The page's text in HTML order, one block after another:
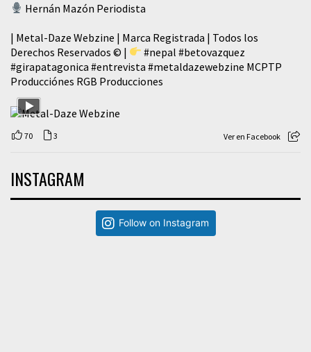
Hernán Mazón Periodista
| Metal-Daze Webzine | Marca Registrada | Todos los
Derechos Reservados © |
#nepal #betovazquez
#girapatagonica #entrevista #metaldazewebzine MCPTP
Producciónes RGB Producciones
70 3 Ver en Facebook
INSTAGRAM
Follow on Instagram